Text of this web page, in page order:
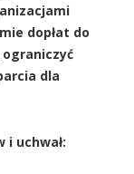
dopłat do
dla
i uchwał: